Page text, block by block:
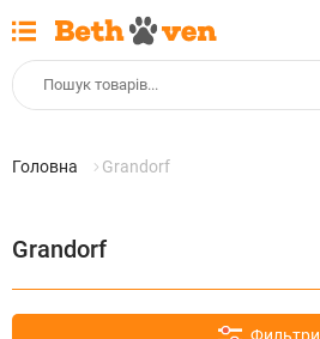
Головна Grandorf
Grandorf
Фильтри